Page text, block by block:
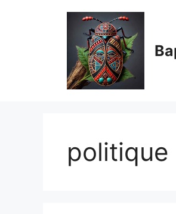
politique